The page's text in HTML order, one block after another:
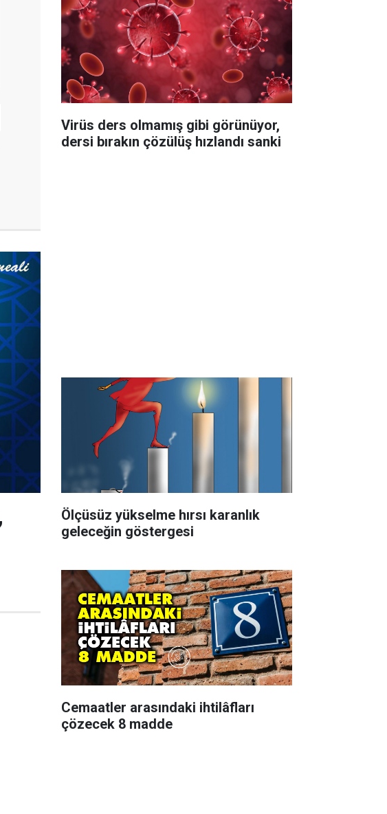
Virüs ders olmamış gibi görünüyor,
dersi bırakın çözülüş hızlandı sanki
Ölçüsüz yükselme hırsı karanlık
geleceğin göstergesi
Cemaatler arasındaki ihtilâfları
çözecek 8 madde